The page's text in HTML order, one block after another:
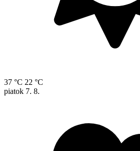
37 °C 22 °C
piatok 7. 8.